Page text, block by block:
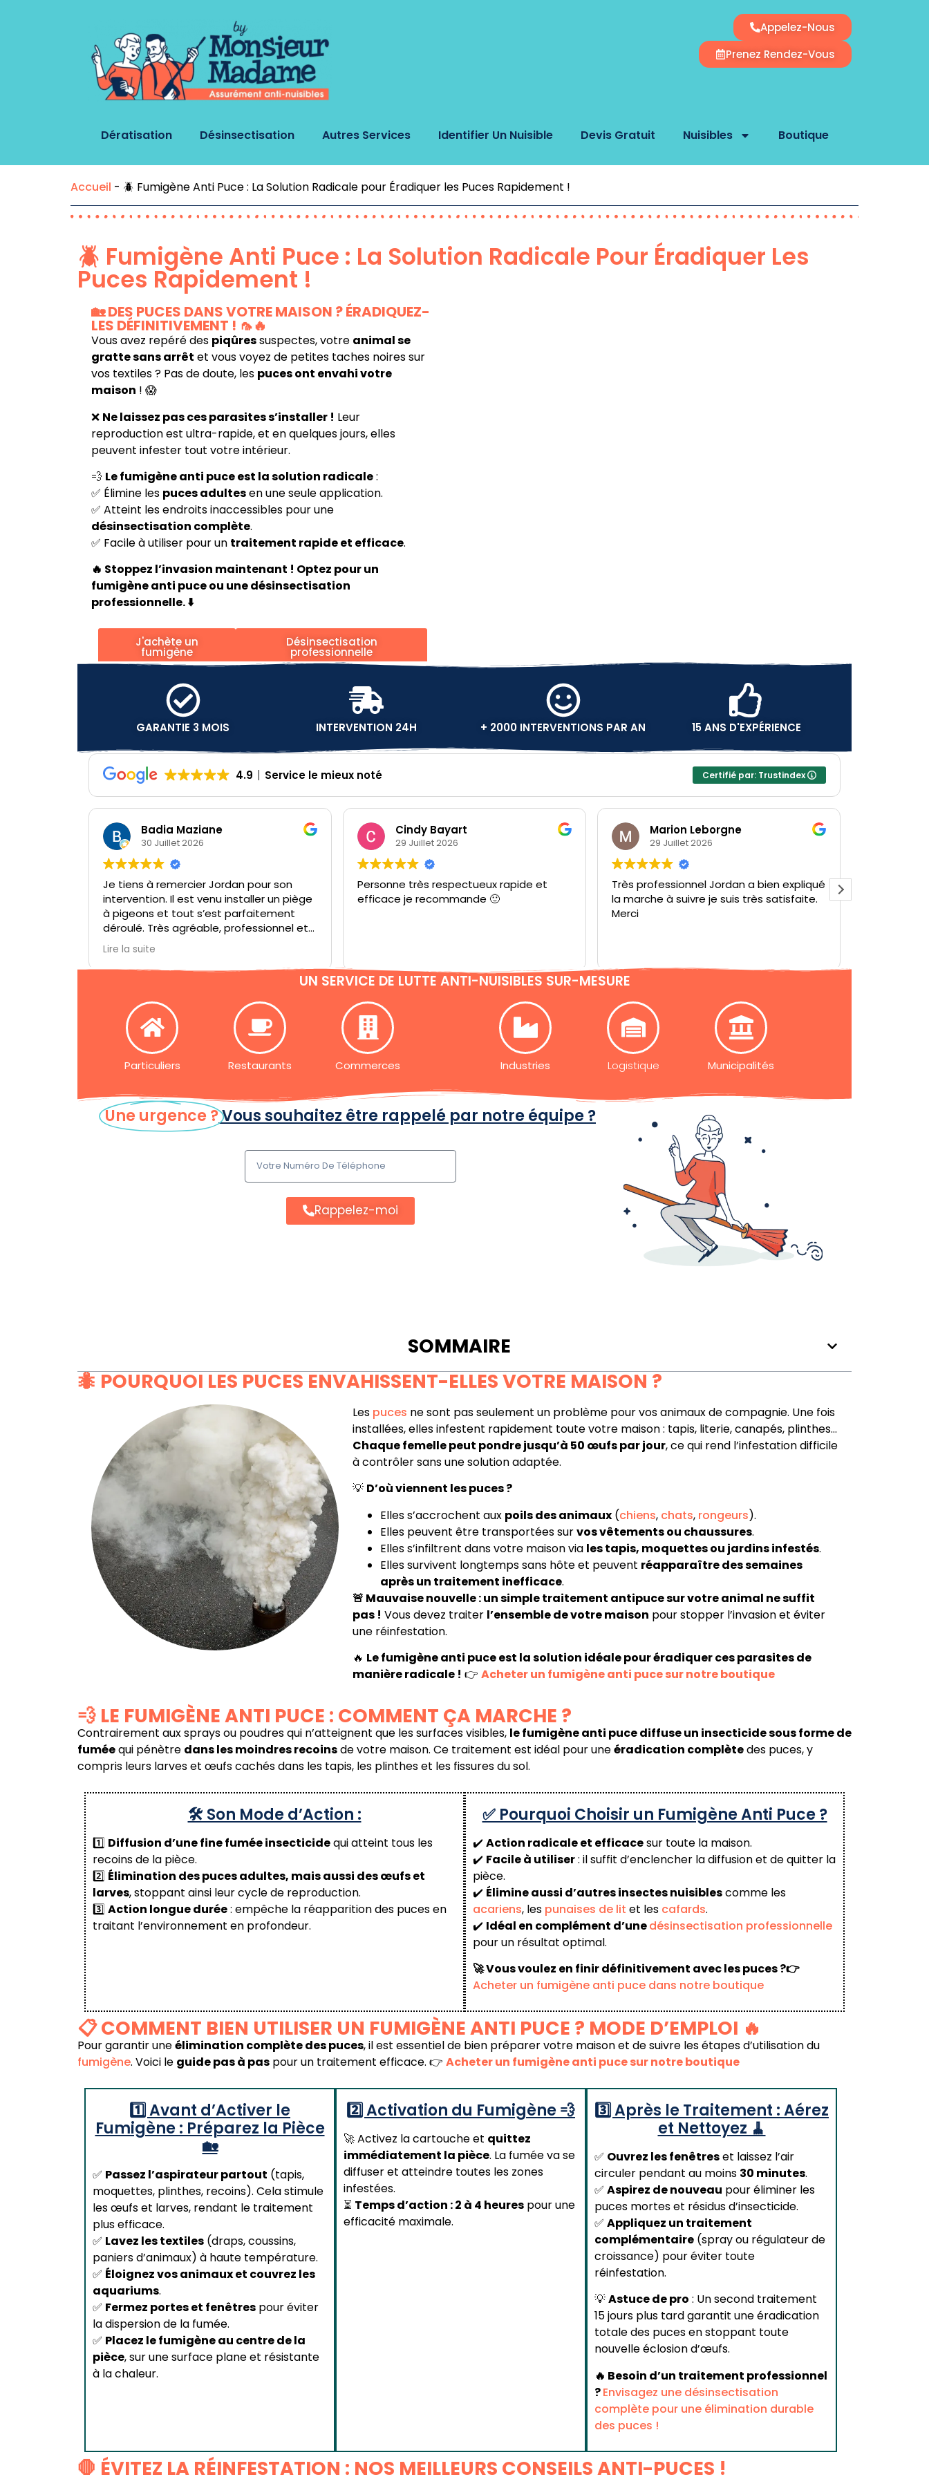
Appelez-Nous
Prenez Rendez-Vous
Dératisation Désinsectisation Autres Services Identifier Un Nuisible Devis Gratuit Nuisibles Boutique
Accueil - 🪲 Fumigène Anti Puce : La Solution Radicale pour Éradiquer les Puces Rapidement !
🪲 Fumigène Anti Puce : La Solution Radicale Pour Éradiquer Les
Puces Rapidement !
🏡 DES PUCES DANS VOTRE MAISON ? ÉRADIQUEZ-
LES DÉFINITIVEMENT ! 🦟🔥
Vous avez repéré des piqûressuspectes, votre animal se
gratte sans arrêt et vous voyez de petites taches noires sur
vos textiles ? Pas de doute, les puces ont envahi votre
maison ! 😱
❌ Ne laissez pas ces parasites s’installer ! Leur
reproduction est ultra-rapide, et en quelques jours, elles
peuvent infester tout votre intérieur.
💨 Le fumigène anti puce est la solution radicale:
✅ Élimine les puces adultesen une seule application.
✅ Atteint les endroits inaccessibles pour une
désinsectisation complète.
✅ Facile à utiliser pour un traitement rapide et efficace.
🔥 Stoppez l’invasion maintenant ! Optez pour un
fumigène anti puce ou une désinsectisation
professionnelle. ⬇️
J'achète un
fumigène
Désinsectisation
professionnelle
GARANTIE 3 MOIS INTERVENTION 24H + 2000 INTERVENTIONS PAR AN 15 ANS D'EXPÉRIENCE
4.9 Service le mieux noté Certifié par: Trustindex
Badia Maziane
30 Juillet 2026
Je tiens à remercier Jordan pour son
intervention. Il est venu installer un piège
à pigeons et tout s’est parfaitement
déroulé. Très agréable, professionnel et
à l’écoute, il a pris le temps de répondre
à mes questions et de m’expliquer le
fonctionnement de l’installation. Un
sans hésiter !
Lire la suite
Cindy Bayart
29 Juillet 2026
Personne très respectueux rapide et
efficace je recommande 🙂
Marion Leborgne
29 Juillet 2026
Très professionnel Jordan a bien expliqué
la marche à suivre je suis très satisfaite.
Merci
Merci Jordan
votre
UN SERVICE DE LUTTE ANTI-NUISIBLES SUR-MESURE
Particuliers Restaurants Commerces Industries Logistique Municipalités
Une urgence ?Vous souhaitez être rappelé par notre équipe ?
Rappelez-moi
SOMMAIRE
🐜 POURQUOI LES PUCES ENVAHISSENT-ELLES VOTRE MAISON ?
Les puces ne sont pas seulement un problème pour vos animaux de compagnie. Une fois
installées, elles infestent rapidement toute votre maison : tapis, literie, canapés, plinthes…
Chaque femelle peut pondre jusqu’à 50 œufs par jour, ce qui rend l’infestation difficile
à contrôler sans une solution adaptée.
💡 D’où viennent les puces ?
Elles s’accrochent aux poils des animaux (chiens, chats, rongeurs).
Elles peuvent être transportées survos vêtements ou chaussures.
Elles s’infiltrent dans votre maison via les tapis, moquettes ou jardins infestés.
Elles survivent longtemps sans hôte et peuvent réapparaître des semaines
après un traitement inefficace.
🚨 Mauvaise nouvelle : un simple traitement antipuce sur votre animal ne suffit
pas ! Vous devez traiter l’ensemble de votre maison pour stopper l’invasion et éviter
une réinfestation.
🔥 Le fumigène anti puce est la solution idéale pour éradiquer ces parasites de
manière radicale ! 👉 Acheter un fumigène anti puce sur notre boutique
💨 LE FUMIGÈNE ANTI PUCE : COMMENT ÇA MARCHE ?
Contrairement aux sprays ou poudres qui n’atteignent que les surfaces visibles, le fumigène anti puce diffuse un insecticide sous forme de
fuméequi pénètre dans les moindres recoinsde votre maison. Ce traitement est idéal pour uneéradication complètedes puces, y
compris leurs larves et œufs cachés dans les tapis, les plinthes et les fissures du sol.
🛠️ Son Mode d’Action :
1️⃣ Diffusion d’une fine fumée insecticidequi atteint tous les
recoins de la pièce.
2️⃣ Élimination des puces adultes, mais aussi des œufs et
larves, stoppant ainsi leur cycle de reproduction.
3️⃣ Action longue durée: empêche la réapparition des puces en
traitant l’environnement en profondeur.
✅ Pourquoi Choisir un Fumigène Anti Puce ?
✔️ Action radicale et efficacesur toute la maison.
✔️ Facile à utiliser: il suffit d’enclencher la diffusion et de quitter la
pièce.
✔️ Élimine aussi d’autres insectes nuisiblescomme les
acariens, les punaises de lit et les cafards.
✔️ Idéal en complément d’unedésinsectisation professionnelle
pour un résultat optimal.
🚀 Vous voulez en finir définitivement avec les puces ?👉
Acheter un fumigène anti puce dans notre boutique
📋 COMMENT BIEN UTILISER UN FUMIGÈNE ANTI PUCE ? MODE D’EMPLOI 🔥
Pour garantir uneélimination complète des puces, il est essentiel de bien préparer votre maison et de suivre les étapes d’utilisation du
fumigène. Voici le guide pas à pas pour un traitement efficace. 👉 Acheter un fumigène anti puce sur notre boutique
1️⃣ Avant d’Activer le
Fumigène : Préparez la Pièce
🏡
✅ Passez l’aspirateur partout (tapis,
moquettes, plinthes, recoins). Cela stimule
les œufs et larves, rendant le traitement
plus efficace.
✅ Lavez les textiles (draps, coussins,
paniers d’animaux) à haute température.
✅ Éloignez vos animaux et couvrez les
aquariums.
✅ Fermez portes et fenêtres pour éviter
la dispersion de la fumée.
✅ Placez le fumigène au centre de la
pièce, sur une surface plane et résistante
à la chaleur.
2️⃣ Activation du Fumigène 💨
🚀 Activez la cartouche et quittez
immédiatement la pièce. La fumée va se
diffuser et atteindre toutes les zones
infestées.
⏳ Temps d’action : 2 à 4 heures pour une
efficacité maximale.
3️⃣ Après le Traitement : Aérez
et Nettoyez 🧹
✅ Ouvrez les fenêtreset laissez l’air
circuler pendant au moins 30 minutes.
✅ Aspirez de nouveau pour éliminer les
puces mortes et résidus d’insecticide.
✅ Appliquez un traitement
complémentaire (spray ou régulateur de
croissance) pour éviter toute
réinfestation.
💡Astuce de pro : Un second traitement
15 jours plus tard garantit une éradication
totale des puces en stoppant toute
nouvelle éclosion d’œufs.
🔥 Besoin d’un traitement professionnel
?Envisagez une désinsectisation
complète pour une élimination durable
des puces !
🛑 ÉVITEZ LA RÉINFESTATION : NOS MEILLEURS CONSEILS ANTI-PUCES !